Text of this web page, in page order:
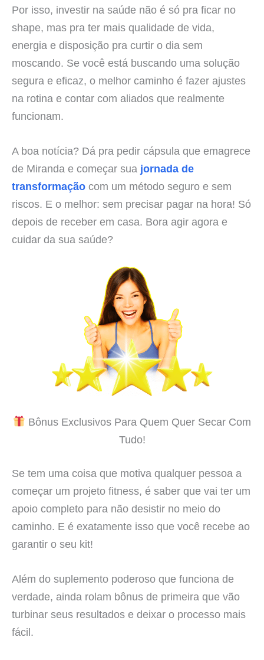
Por isso, investir na saúde não é só pra ficar no
shape, mas pra ter mais qualidade de vida,
energia e disposição pra curtir o dia sem
moscando. Se você está buscando uma solução
segura e eficaz, o melhor caminho é fazer ajustes
na rotina e contar com aliados que realmente
funcionam.
A boa notícia? Dá pra pedir cápsula que emagrece
de Miranda e começar sua jornada de
transformação com um método seguro e sem
riscos. E o melhor: sem precisar pagar na hora! Só
depois de receber em casa. Bora agir agora e
cuidar da sua saúde?
Bônus Exclusivos Para Quem Quer Secar Com
Tudo!
Se tem uma coisa que motiva qualquer pessoa a
começar um projeto fitness, é saber que vai ter um
apoio completo para não desistir no meio do
caminho. E é exatamente isso que você recebe ao
garantir o seu kit!
Além do suplemento poderoso que funciona de
verdade, ainda rolam bônus de primeira que vão
turbinar seus resultados e deixar o processo mais
fácil.